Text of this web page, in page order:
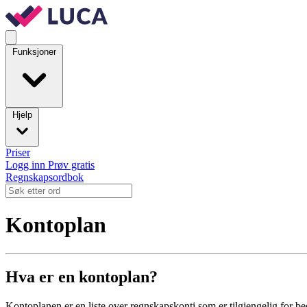
Funksjoner
Hjelp
Priser
Logg inn Prøv gratis
Regnskapsordbok
Kontoplan
Hva er en kontoplan?